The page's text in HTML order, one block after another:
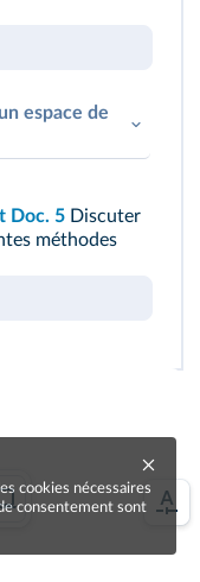
espace de
Doc. 5 Discuter
méthodes
cookies nécessaires
consentement sont